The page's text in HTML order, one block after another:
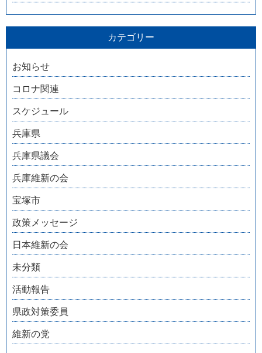
カテゴリー
お知らせ
コロナ関連
スケジュール
兵庫県
兵庫県議会
兵庫維新の会
宝塚市
政策メッセージ
日本維新の会
未分類
活動報告
県政対策委員
維新の党